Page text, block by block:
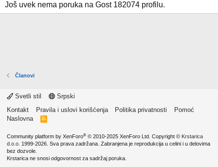
Još uvek nema poruka na Gost 182074 profilu.
Članovi
Svetli stil
Srpski
Kontakt
Pravila i uslovi korišćenja Politika privatnosti
Pomoć
Naslovna
R
Community platform by XenForo® © 2010-2025 XenForo Ltd. Copyright © Krstarica
d.o.o. 1999-2026. Sva prava zadržana. Zabranjena je reprodukcija u celini i u delovima
bez dozvole.
Krstarica ne snosi odgovornost za sadržaj poruka.